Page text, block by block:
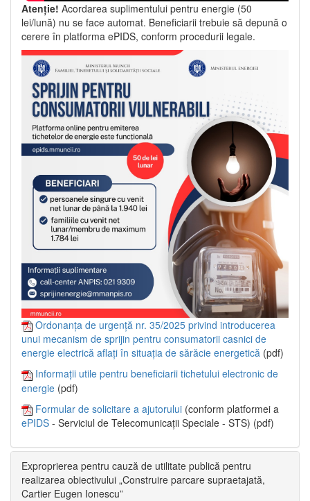
Atenție! Acordarea suplimentului pentru energie (50
lei/lună) nu se face automat. Beneficiarii trebuie să depună o
cerere în platforma ePIDS, conform procedurii legale.
Ordonanța de urgență nr. 35/2025 privind introducerea
unui mecanism de sprijin pentru consumatorii casnici de
energie electrică aflați în situația de sărăcie energetică (pdf)
Informații utile pentru beneficiarii tichetului electronic de
energie (pdf)
Formular de solicitare a ajutorului (conform platformei a
ePIDS - Serviciul de Telecomunicații Speciale - STS) (pdf)
Exproprierea pentru cauză de utilitate publică pentru
realizarea obiectivului „Construire parcare supraetajată,
Cartier Eugen Ionescu”